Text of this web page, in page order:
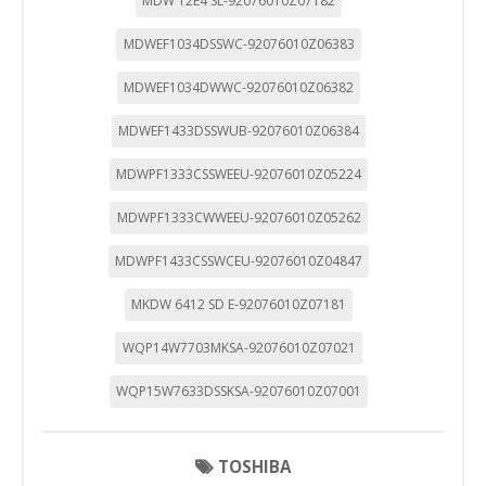
MDWEF1034DSSWC-92076010Z06383
MDWEF1034DWWC-92076010Z06382
MDWEF1433DSSWUB-92076010Z06384
MDWPF1333CSSWEEU-92076010Z05224
MDWPF1333CWWEEU-92076010Z05262
MDWPF1433CSSWCEU-92076010Z04847
MKDW 6412 SD E-92076010Z07181
WQP14W7703MKSA-92076010Z07021
WQP15W7633DSSKSA-92076010Z07001
TOSHIBA
Cookies Utilizadas:
_gid, _evPromtCookies
Estas cookies pueden ser establecidas a través de nuestro
intereses y mostrarle anuncios relevantes en otros sitios.
que se basan en la identificación única de su navegador y
Cookies Utilizadas: